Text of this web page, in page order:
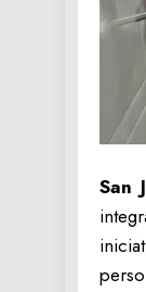
San